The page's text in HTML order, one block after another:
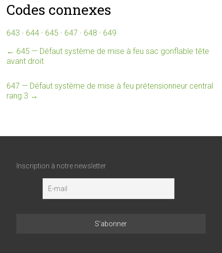
Codes connexes
643 · 644 · 645 · 647 · 648 · 649
← 645 — Défaut système de mise à feu sac gonflable tête
avant droit
647 — Défaut système de mise à feu prétensionneur central
rang 3 →
Inscription à notre newsletter